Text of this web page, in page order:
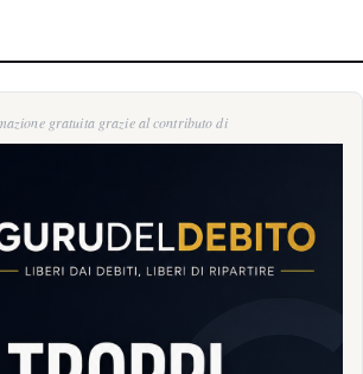
gratuita grazie al contributo di